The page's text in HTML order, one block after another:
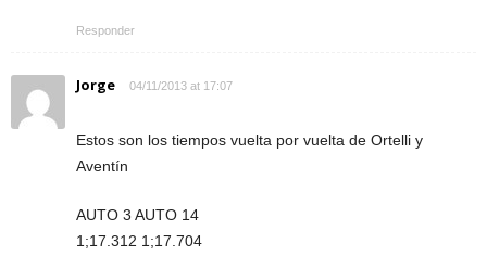
Responder
Jorge 04/11/2013 at 17:07
Estos son los tiempos vuelta por vuelta de Ortelli y
Aventín
AUTO 3 AUTO 14
1;17.312 1;17.704